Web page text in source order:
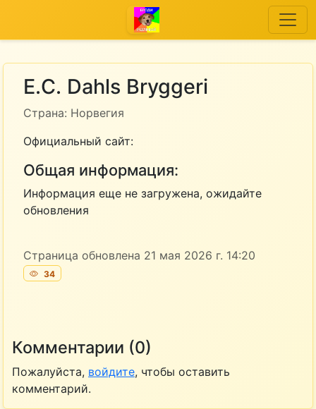
E.C. Dahls Bryggeri
Страна: Норвегия
Официальный сайт:
Общая информация:
Информация еще не загружена, ожидайте
обновления
Страница обновлена 21 мая 2026 г. 14:20
34
Комментарии (0)
Пожалуйста, войдите, чтобы оставить
комментарий.